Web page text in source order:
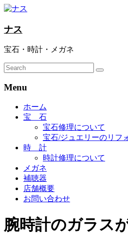
ナス
宝石・時計・メガネ
Menu
ホーム
宝 石
宝石修理について
宝石/ジュエリーのリフ
時 計
時計修理について
メガネ
補聴器
店舗概要
お問い合わせ
腕時計のガラス